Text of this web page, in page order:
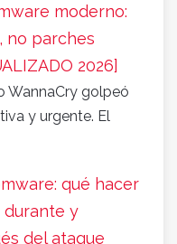
moderno:
no parches
2026]
WannaCry golpeó
y urgente. El
qué hacer
durante y
del ataque